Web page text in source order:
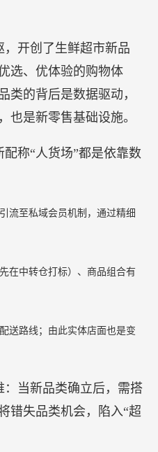
开创了生鲜超市新品
选、优体验的购物体
类的背后是数据驱动，
也是新零售基础设施。
称“人货场”都是依靠数
流至私域会员机制，通过精细
在中转仓打标）、商品组合有
送路线；由此实体店面也是变
当新品类确立后，需搭
错失品类机会，陷入“超